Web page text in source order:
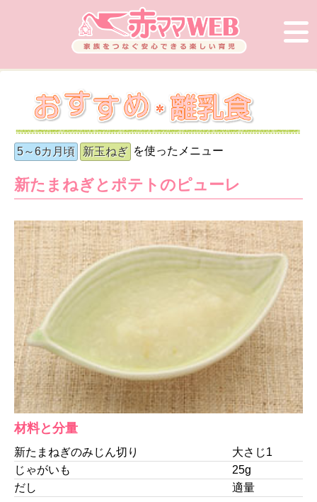
5～6カ月頃 新玉ねぎ を使ったメニュー
新たまねぎとポテトのピューレ
材料と分量
新たまねぎのみじん切り
大さじ1
じゃがいも
25g
だし
適量